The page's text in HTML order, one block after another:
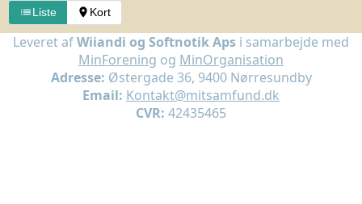
Liste Kort
Leveret afWiiandi og Softnotik Aps i samarbejde med
MinForening og MinOrganisation
Adresse: Østergade 36, 9400 Nørresundby
Email: Kontakt@mitsamfund.dk
CVR: 42435465